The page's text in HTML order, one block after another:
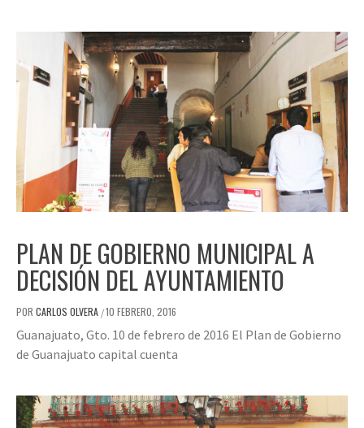
PLAN DE GOBIERNO MUNICIPAL A
DECISIÓN DEL AYUNTAMIENTO
POR CARLOS OLVERA /10 FEBRERO, 2016
Guanajuato, Gto. 10 de febrero de 2016 El Plan de Gobierno
de Guanajuato capital cuenta